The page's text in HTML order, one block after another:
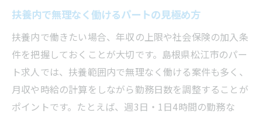
扶養内で無理なく働けるパートの見極め方
扶養内で働きたい場合、年収の上限や社会保険の加入条
件を把握しておくことが大切です。島根県松江市のパー
ト求人では、扶養範囲内で無理なく働ける案件も多く、
月収や時給の計算をしながら勤務日数を調整することが
ポイントです。たとえば、週3日・1日4時間の勤務な